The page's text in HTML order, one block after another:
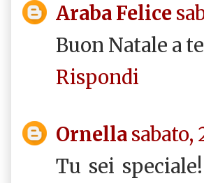
Araba Felice
Buon Natale a
Rispondi
Ornella sabato,
Tu sei